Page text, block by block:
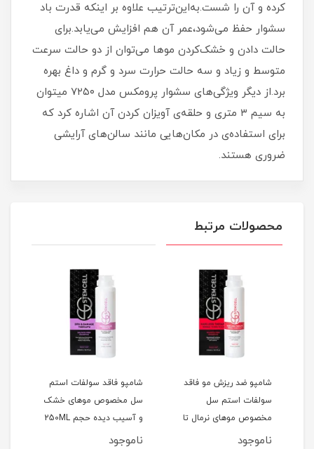
کرده و آن را شست.به‌این‌ترتیب علاوه بر اینکه قدرت باد
سشوار حفظ می‌شود،عمر آن هم افزایش می‌یابد.برای
حالت دادن و خشک‌کردن موها می‌توان از دو حالت سرعت
متوسط و زیاد و سه حالت حرارت سرد و گرم و داغ بهره
برد.از دیگر ویژگی‌های سشوار پرومکس مدل ۷۲۵۰ میتوان
به سیم ۳ متری و حلقه‌ی آویزان کردن آن اشاره کرد که
برای استفاده‌ی در مکان‌هایی مانند سالن‌های آرایشی
ضروری هستند.
محصولات مرتبط
شامپو ضد ریزش مو فاقد
سولفات استم سل
مخصوص موهای نرمال تا
خشک حجم 250ML
ناموجود
شامپو فاقد سولفات استم
سل مخصوص موهای خشک
و آسیب دیده حجم 250ML
ناموجود